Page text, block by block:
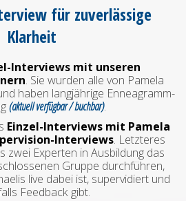
für zuverlässige
Klarheit
Interviews mit unseren
. Sie wurden alle von Pamela
haben langjährige Enneagramm-
(aktuell verfügbar / buchbar).
Einzel-Interviews mit Pamela
Interviews. Letzteres
zwei Experten in Ausbildung das
Gruppe durchführen,
live dabei ist, supervidiert und
Feedback gibt.